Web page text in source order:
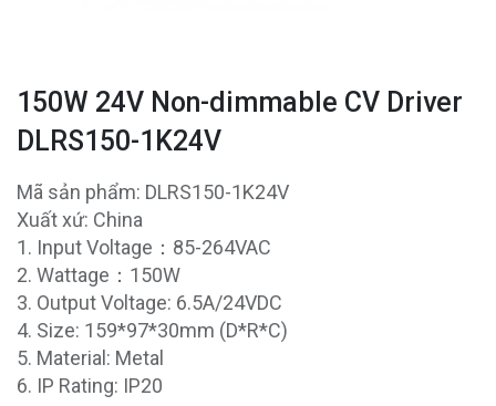
150W 24V Non-dimmable CV Driver
DLRS150-1K24V
Mã sản phẩm: DLRS150-1K24V
Xuất xứ: China
1. Input Voltage：85-264VAC
2. Wattage：150W
3. Output Voltage: 6.5A/24VDC
4. Size: 159*97*30mm (D*R*C)
5. Material: Metal
6. IP Rating: IP20